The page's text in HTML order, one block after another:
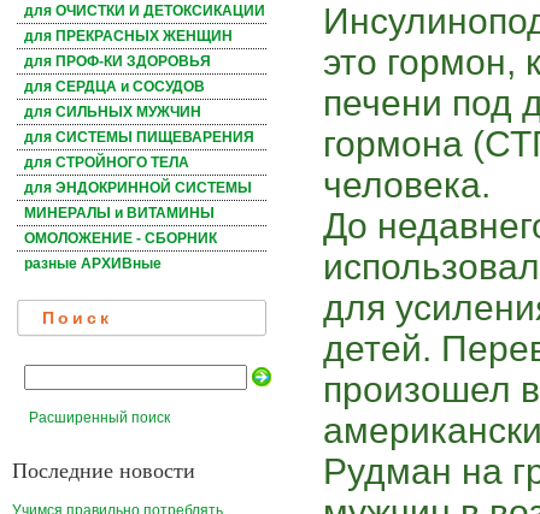
для ОЧИСТКИ И ДЕТОКСИКАЦИИ
для ПРЕКРАСНЫХ ЖЕНЩИН
для ПРОФ-КИ ЗДОРОВЬЯ
для СЕРДЦА и СОСУДОВ
для СИЛЬНЫХ МУЖЧИН
для СИСТЕМЫ ПИЩЕВАРЕНИЯ
для СТРОЙНОГО ТЕЛА
для ЭНДОКРИННОЙ СИСТЕМЫ
МИНЕРАЛЫ и ВИТАМИНЫ
ОМОЛОЖЕНИЕ - СБОРНИК
разные АРХИВные
Поиск
Расширенный поиск
Последние новости
это гормон,
печени под
гормона
человека.
До
для
детей.
произошел
Рудман на